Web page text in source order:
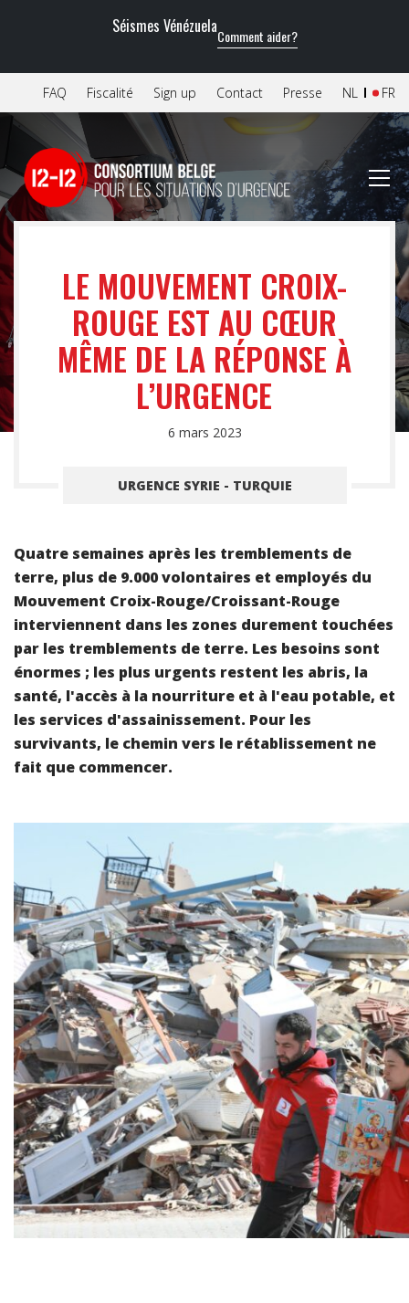
Séismes VénézuelaComment aider?
FAQ Fiscalité Sign up Contact Presse FR
NL
LE MOUVEMENT CROIX-
ROUGE EST AU CŒUR
MÊME DE LA RÉPONSE À
L’URGENCE
6 mars 2023
URGENCE SYRIE - TURQUIE
Quatre semaines après les tremblements de
terre, plus de 9.000 volontaires et employés du
Mouvement Croix-Rouge/Croissant-Rouge
interviennent dans les zones durement touchées
par les tremblements de terre. Les besoins sont
énormes ; les plus urgents restent les abris, la
santé, l'accès à la nourriture et à l'eau potable, et
les services d'assainissement. Pour les
survivants, le chemin vers le rétablissement ne
fait que commencer.